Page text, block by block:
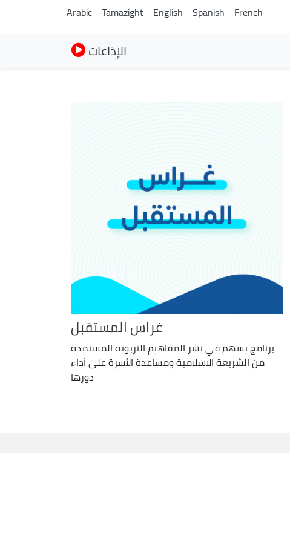
Arabic Tamazight English Spanish French
الإذاعات
غراس المستقبل
برنامج يسهم في نشر المفاهيم التربوية المستمدة
من الشريعة الاسلامية ومساعدة الأسرة على أداء
دورها